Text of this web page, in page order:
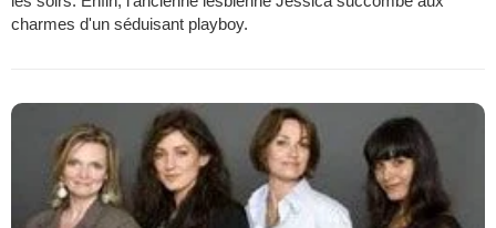
charmes d'un séduisant playboy.